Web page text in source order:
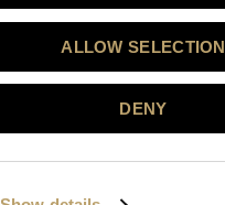
ALLOW SELECTION
DENY